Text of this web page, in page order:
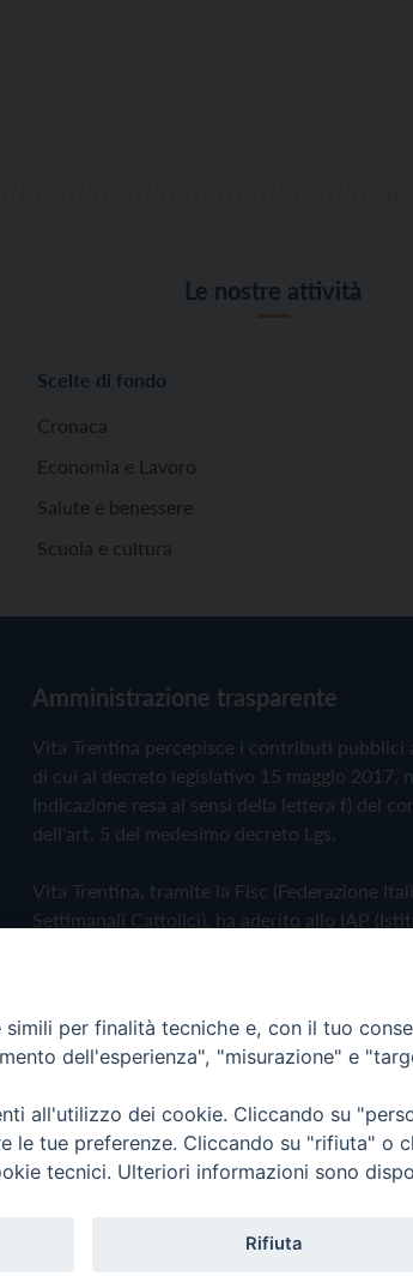
Le nostre attività
Scelte di fondo
Cronaca
Economia e Lavoro
Salute e benessere
Scuola e cultura
Amministrazione trasparente
Vita Trentina percepisce i contributi pubblici
di cui al decreto legislativo 15 maggio 2017,
Indicazione resa ai sensi della lettera f) del
dell'art. 5 del medesimo decreto Lgs.
Vita Trentina, tramite la Fisc (Federazione
Settimanali Cattolici), ha aderito allo IAP
Privacy Policy Cookie Policy
Editrice
per finalità tecniche e, con il tuo
dell'esperienza", "misurazione" e
all'utilizzo dei cookie. Cliccando su
le tue preferenze. Cliccando su "rifiuta" o
tecnici. Ulteriori informazioni sono
Rifiuta